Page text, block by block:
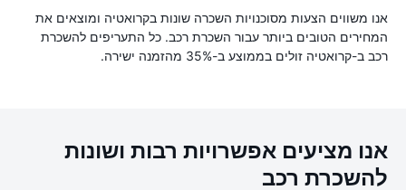
אנו משווים הצעות מסוכנויות השכרה שונות בקרואטיה ומוצאים את
המחירים הטובים ביותר עבור השכרת רכב. כל התעריפים להשכרת
רכב ב-קרואטיה זולים בממוצע ב-35% מהזמנה ישירה.
אנו מציעים אפשרויות רבות ושונות
להשכרת רכב